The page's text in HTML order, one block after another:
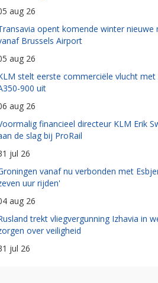
aug 26
opent komende winter nieuwe
Brussels Airport
aug 26
stelt eerste commerciële vlucht met
900 uit
aug 26
financieel directeur KLM Erik
de slag bij ProRail
jul 26
vanaf nu verbonden met
uur rijden'
aug 26
trekt vliegvergunning Izhavia in
over veiligheid
jul 26